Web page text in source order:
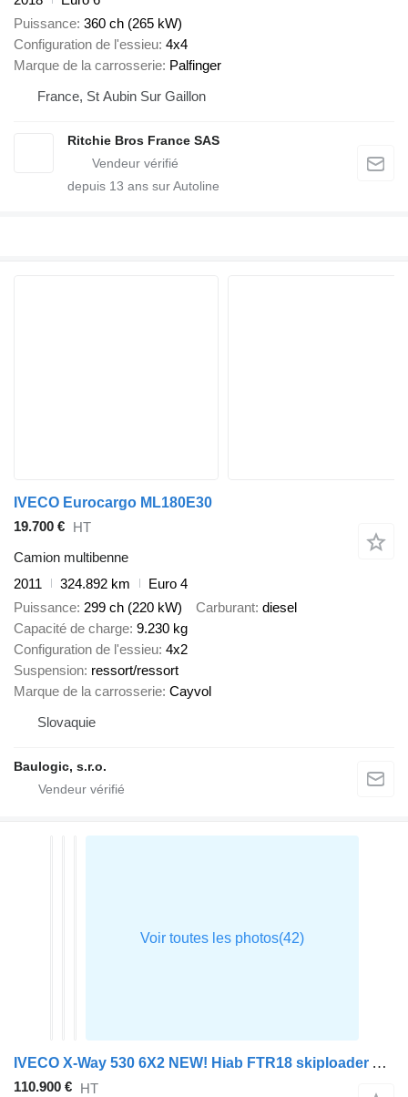
Puissance 360 ch (265 kW)
Configuration de l'essieu 4x4
Marque de la carrosserie Palfinger
France, St Aubin Sur Gaillon
Ritchie Bros France SAS
depuis 13 ans sur Autoline
IVECO Eurocargo ML180E30
19.700 € HT
Camion multibenne
2011
324.892 km
Euro 4
Puissance 299 ch (220 kW) Carburant diesel
Capacité de charge 9.230 kg
Configuration de l'essieu 4x2
Suspension ressort/ressort
Marque de la carrosserie Cayvol
Slovaquie
Baulogic, s.r.o.
IVECO X-Way 530 6X2 NEW! Hiab FTR18 skiploader Automatic Euro 6
110.900 € HT